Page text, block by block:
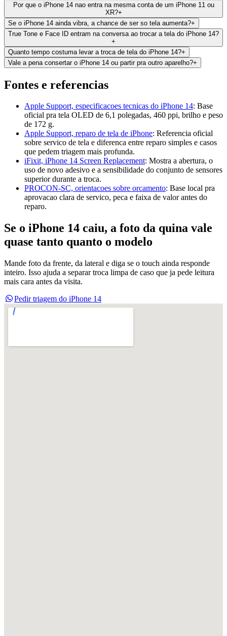
Por que o iPhone 14 nao entra na mesma conta de um iPhone 11 ou
XR?+
Se o iPhone 14 ainda vibra, a chance de ser so tela aumenta?+
True Tone e Face ID entram na conversa ao trocar a tela do iPhone 14?
+
Quanto tempo costuma levar a troca de tela do iPhone 14?+
Vale a pena consertar o iPhone 14 ou partir pra outro aparelho?+
Fontes e referencias
Apple Support, especificacoes tecnicas do iPhone 14: Base
oficial pra tela OLED de 6,1 polegadas, 460 ppi, brilho e peso
de 172 g.
Apple Support, reparo de tela de iPhone: Referencia oficial
sobre servico de tela e diferenca entre reparo simples e casos
que pedem triagem mais profunda.
iFixit, iPhone 14 Screen Replacement: Mostra a abertura, o
uso de novo adesivo e a sensibilidade do conjunto de sensores
superior durante a troca.
PROCON-SC, orientacoes sobre orcamento: Base local pra
aprovacao clara de servico, peca e faixa de valor antes do
reparo.
Se o iPhone 14 caiu, a foto da quina vale
quase tanto quanto o modelo
Mande foto da frente, da lateral e diga se o touch ainda responde
inteiro. Isso ajuda a separar troca limpa de caso que ja pede leitura
mais cara antes da visita.
Pedir triagem do iPhone 14